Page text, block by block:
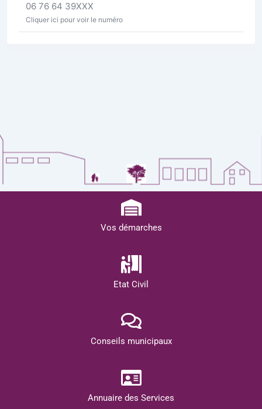
06 76 64 39XXX
Cliquer ici pour voir le numéro
Vos démarches
Etat Civil
Conseils municipaux
Annuaire des Services